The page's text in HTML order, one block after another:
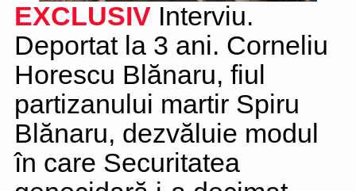
EXCLUSIV Interviu.
Deportat la 3 ani. Corneliu
Horescu Blănaru, fiul
partizanului martir Spiru
Blănaru, dezvăluie modul
în care Securitatea